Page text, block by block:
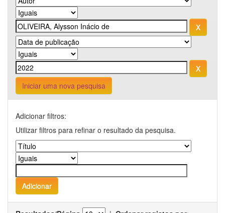
Iniciar uma nova pesquisa
Adicionar filtros:
Utilizar filtros para refinar o resultado da pesquisa.